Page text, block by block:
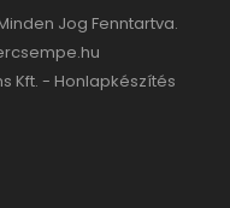
Jog Fenntartva.
Kft. - Honlapkészítés